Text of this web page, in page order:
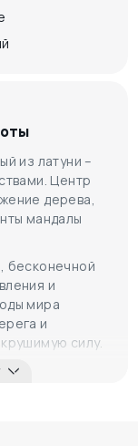
из латуни –
Центр
дерева,
мандалы
бесконечной
и
мира
и
силу.